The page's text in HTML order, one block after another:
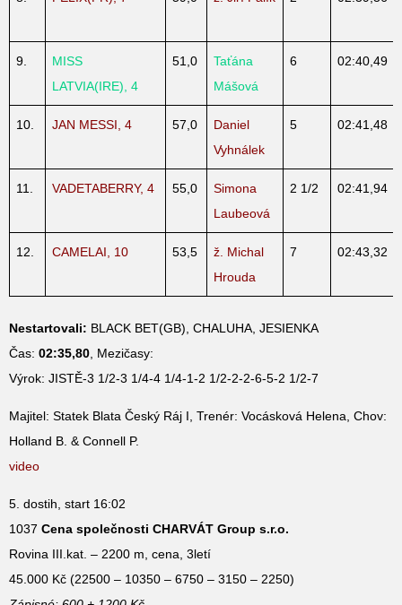
9.
MISS
LATVIA(IRE), 4
51,0
Taťána
Mášová
6 02:40,49
10. JAN MESSI, 4 57,0
Daniel
Vyhnálek
5 02:41,48
11. VADETABERRY, 4 55,0
Simona
Laubeová
2 1/2 02:41,94
12. CAMELAI, 10 53,5
ž. Michal
Hrouda
7 02:43,32
Nestartovali: BLACK BET(GB), CHALUHA, JESIENKA
Čas: 02:35,80 , Mezičasy:
Výrok: JISTĚ-3 1/2-3 1/4-4 1/4-1-2 1/2-2-2-6-5-2 1/2-7
Majitel: Statek Blata Český Ráj I, Trenér: Vocásková Helena, Chov:
Holland B. & Connell P.
video
5. dostih, start 16:02
1037 Cena společnosti CHARVÁT Group s.r.o.
Rovina III.kat. – 2200 m, cena, 3letí
45.000 Kč (22500 – 10350 – 6750 – 3150 – 2250)